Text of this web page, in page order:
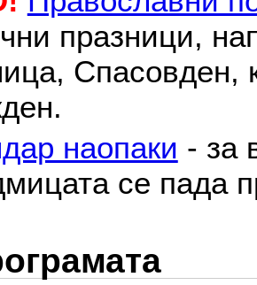
празници,
Спасовден,
наопаки - за
се пада